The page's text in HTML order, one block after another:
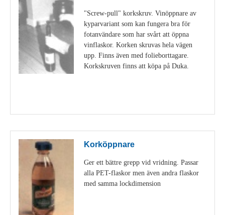
"Screw-pull" korkskruv. Vinöppnare av
kyparvariant som kan fungera bra för
fotanvändare som har svårt att öppna
vinflaskor. Korken skruvas hela vägen
upp. Finns även med folieborttagare.
Korkskruven finns att köpa på Duka.
Korköppnare
Ger ett bättre grepp vid vridning. Passar
alla PET-flaskor men även andra flaskor
med samma lockdimension